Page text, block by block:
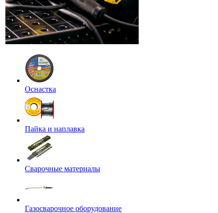
Оснастка
Пайка и наплавка
Сварочные материалы
Газосварочное оборудование